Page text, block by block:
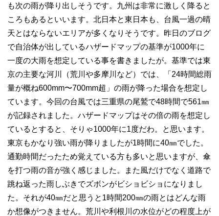
も次の雨が降り出しそうです。九州は非常に激しく降ると
ころもあるといいます。北日本と東日本も、台風一過の晴
天とはならないエリアが多くなりそうです。昨日のブログ
で自治体が出しているハザードマップの基準が1000年に
一度の大雨を想定している事を書きましたが。基準では東
京の主要な河川（荒川や多摩川など）では、「24時間総雨
量が概ね600mm〜700mm超」の雨が降った場合を想定し
ています。今回の台風では三重県の尾鷲で48時間で561㎜
が記録されました。ハザードマップはその倍の雨を想定し
ているとすると、そりゃ1000年に1度だわ。と思います。
東京もかなり強い雨が降りましたが1時間に40㎜でした。
通勤時間だったため覚えている方も多いと思いますが、傘
を打つ雨の音が強く感じました。また風だけでなく道路で
跳ね返った雨しぶきでズボンがビショビショになりまし
た。それが40㎜だと思うと1時間200㎜の雨とはどんな雨
か想像がつきません。荒川や利根川の水位がどの程度上が